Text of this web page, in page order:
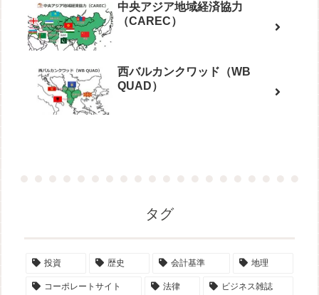
中央アジア地域経済協力
（CAREC）
西バルカンクワッド（WB
QUAD）
タグ
投資 歴史 会計基準 地理
コーポレートサイト 法律 ビジネス雑誌